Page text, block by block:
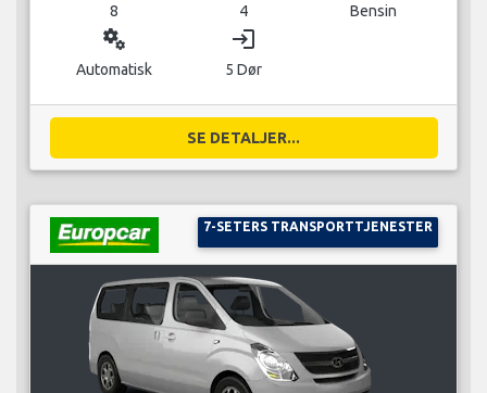
8 4 Bensin
miscellaneous_services
Automatisk
login
5 Dør
SE DETALJER...
7-SETERS TRANSPORTTJENESTER